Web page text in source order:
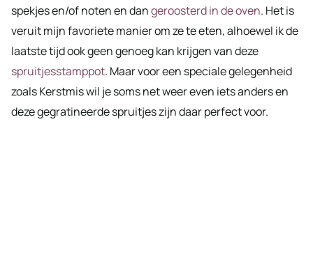
spekjes en/of noten en dangeroosterd in de oven. Het is
veruit mijn favoriete manier om ze te eten, alhoewel ik de
laatste tijd ook geen genoeg kan krijgen van deze
spruitjesstamppot. Maar voor een speciale gelegenheid
zoals Kerstmis wil je soms net weer even iets anders en
deze gegratineerde spruitjes zijn daar perfect voor.